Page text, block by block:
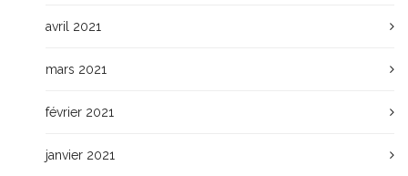
avril 2021
mars 2021
février 2021
janvier 2021